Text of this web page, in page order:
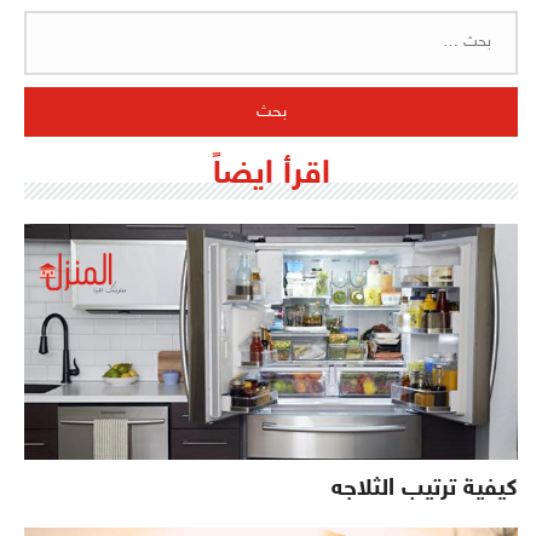
اقرأ ايضاً
كيفية ترتيب الثلاجه